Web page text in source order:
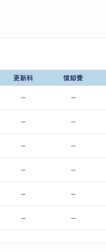
更新料 償却費
− −
− −
− −
− −
− −
− −